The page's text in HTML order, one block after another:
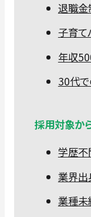
退職金
子育て
年収
30代
採用対象か
学歴不
業界
業種